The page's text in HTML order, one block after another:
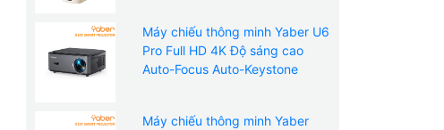
Máy chiếu thông minh Yaber U6
Pro Full HD 4K Độ sáng cao
Auto-Focus Auto-Keystone
Máy chiếu thông minh Yaber